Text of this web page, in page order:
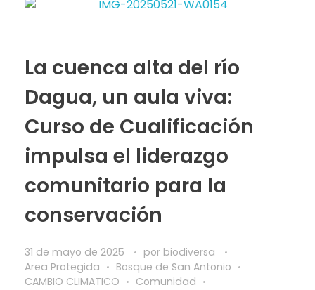
La cuenca alta del río
Dagua, un aula viva:
Curso de Cualificación
impulsa el liderazgo
comunitario para la
conservación
31 de mayo de 2025 por biodiversa
Area Protegida
Bosque de San Antonio
CAMBIO CLIMATICO
Comunidad